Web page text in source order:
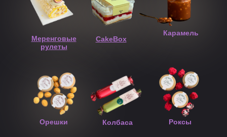
CakeBox
Меренговые
рулеты
Карамель
Орешки Роксы
Колбаса